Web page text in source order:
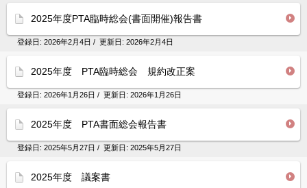
2025年度PTA臨時総会(書面開催)報告書
登録日: 2026年2月4日 / 更新日: 2026年2月4日
2025年度 PTA臨時総会 規約改正案
登録日: 2026年1月26日 / 更新日: 2026年1月26日
2025年度 PTA書面総会報告書
登録日: 2025年5月27日 / 更新日: 2025年5月27日
2025年度 議案書